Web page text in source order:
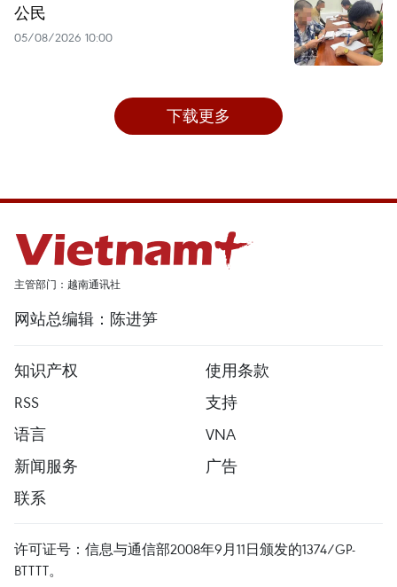
公民
05/08/2026 10:00
下载更多
主管部门：越南通讯社
网站总编辑：陈进笋
知识产权
使用条款
RSS
支持
语言
VNA
新闻服务
广告
联系
许可证号：信息与通信部2008年9月11日颁发的1374/GP-
BTTTT。